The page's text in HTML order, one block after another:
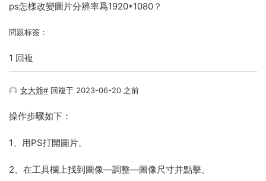
ps怎樣改變圖片分辨率爲1920*1080？
問題标簽：
1 回複
女大爺# 回複于 2023-06-20 之前
操作步驟如下：
1、用PS打開圖片。
2、在工具欄上找到圖像—調整—圖像尺寸并點擊。